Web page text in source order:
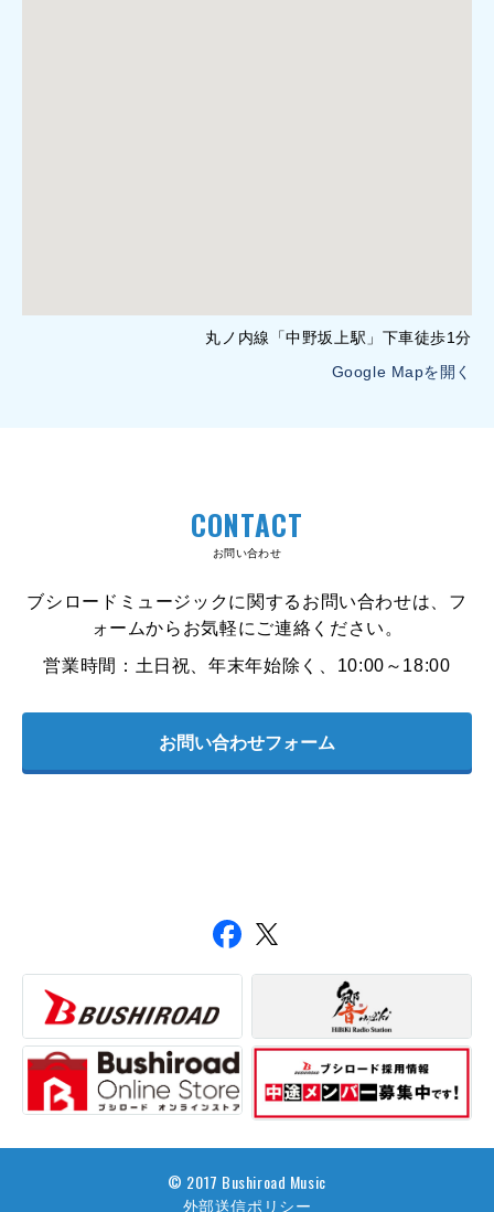
丸ノ内線「中野坂上駅」下車徒歩1分
Google Mapを開く
CONTACT
お問い合わせ
ブシロードミュージックに関するお問い合わせは、フ
ォームからお気軽にご連絡ください。
営業時間：土日祝、年末年始除く、10:00～18:00
お問い合わせフォーム
© 2017 Bushiroad Music
外部送信ポリシー